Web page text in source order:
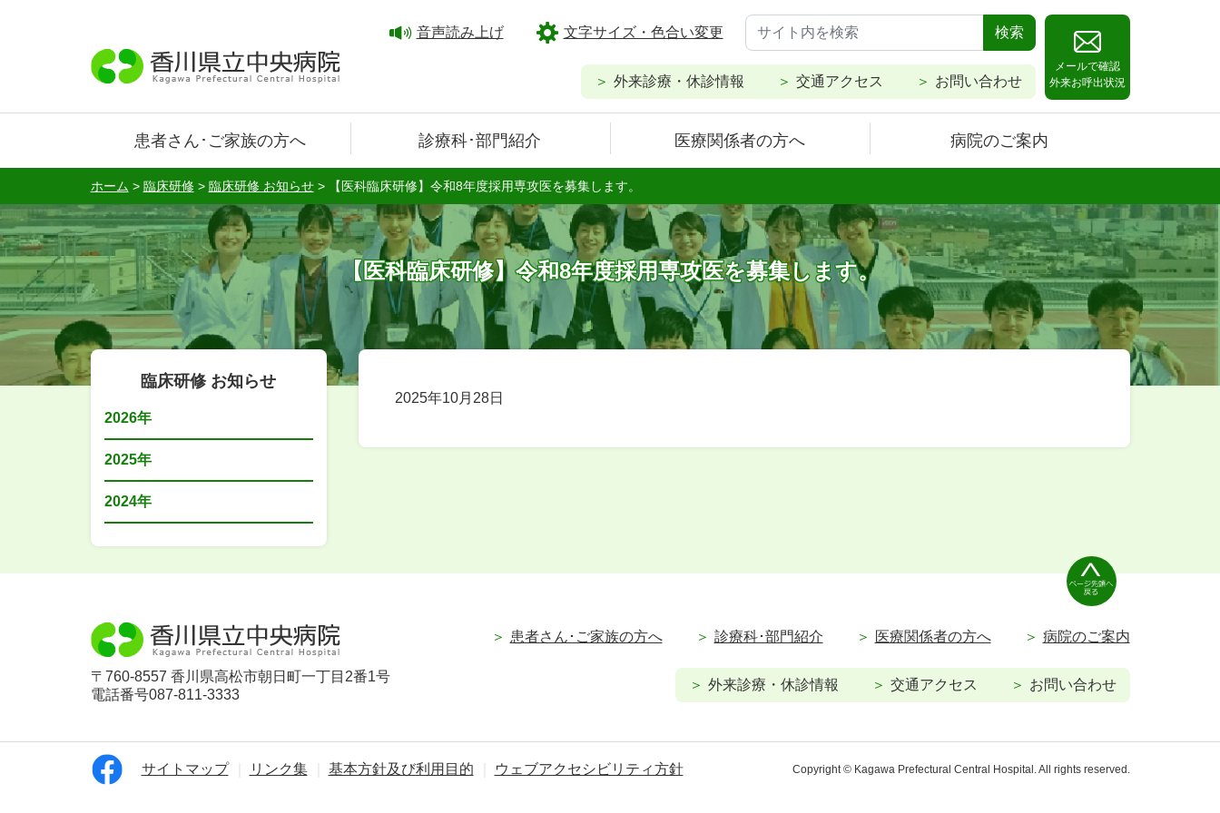
音声読み上げ 文字サイズ・色合い変更 検索
外来診療・休診情報 交通アクセス お問い合わせ
メールで確認
外来お呼出状況
患者さん･ご家族の方へ 診療科･部門紹介 医療関係者の方へ 病院のご案内
ホーム > 臨床研修> 臨床研修 お知らせ> 【医科臨床研修】令和8年度採用専攻医を募集します。
【医科臨床研修】令和8年度採用専攻医を募集します。
2025年10月28日
臨床研修 お知らせ
2026年
2025年
2024年
〒760-8557 香川県高松市朝日町一丁目2番1号
電話番号087-811-3333
患者さん･ご家族の方へ 診療科･部門紹介 医療関係者の方へ 病院のご案内
外来診療・休診情報 交通アクセス お問い合わせ
サイトマップ リンク集 基本方針及び利用目的 ウェブアクセシビリティ方針 Copyright © Kagawa Prefectural Central Hospital. All rights reserved.